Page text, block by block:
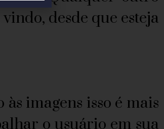
desde que esteja
imagens isso é mais
o usuário em sua